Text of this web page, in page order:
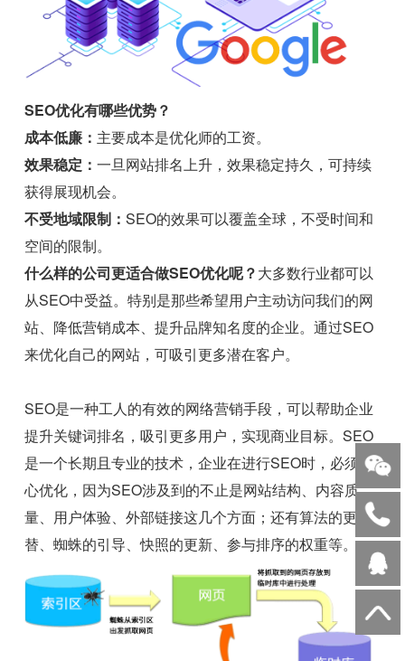
SEO优化有哪些优势？
成本低廉： 主要成本是优化师的工资。
效果稳定：一旦网站排名上升，效果稳定持久，可持续
获得展现机会。
不受地域限制：SEO的效果可以覆盖全球，不受时间和
空间的限制。
什么样的公司更适合做SEO优化呢？大多数行业都可以
从SEO中受益。特别是那些希望用户主动访问我们的网
站、降低营销成本、提升品牌知名度的企业。通过SEO
来优化自己的网站，可吸引更多潜在客户。
SEO是一种工人的有效的网络营销手段，可以帮助企业
提升关键词排名，吸引更多用户，实现商业目标。SEO
是一个长期且专业的技术，企业在进行SEO时，必须耐
心优化，因为SEO涉及到的不止是网站结构、内容质
量、用户体验、外部链接这几个方面；还有算法的更
替、蜘蛛的引导、快照的更新、参与排序的权重等。